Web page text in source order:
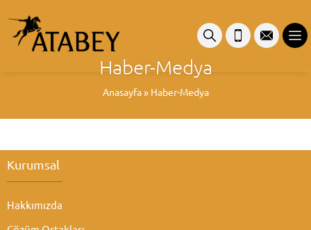
Haber-Medya
Anasayfa» Haber-Medya
Kurumsal
Hakkımızda